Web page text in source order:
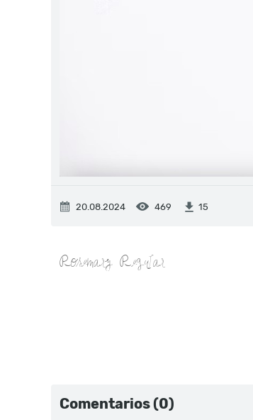
20.08.2024 469 15
Comentarios (0)